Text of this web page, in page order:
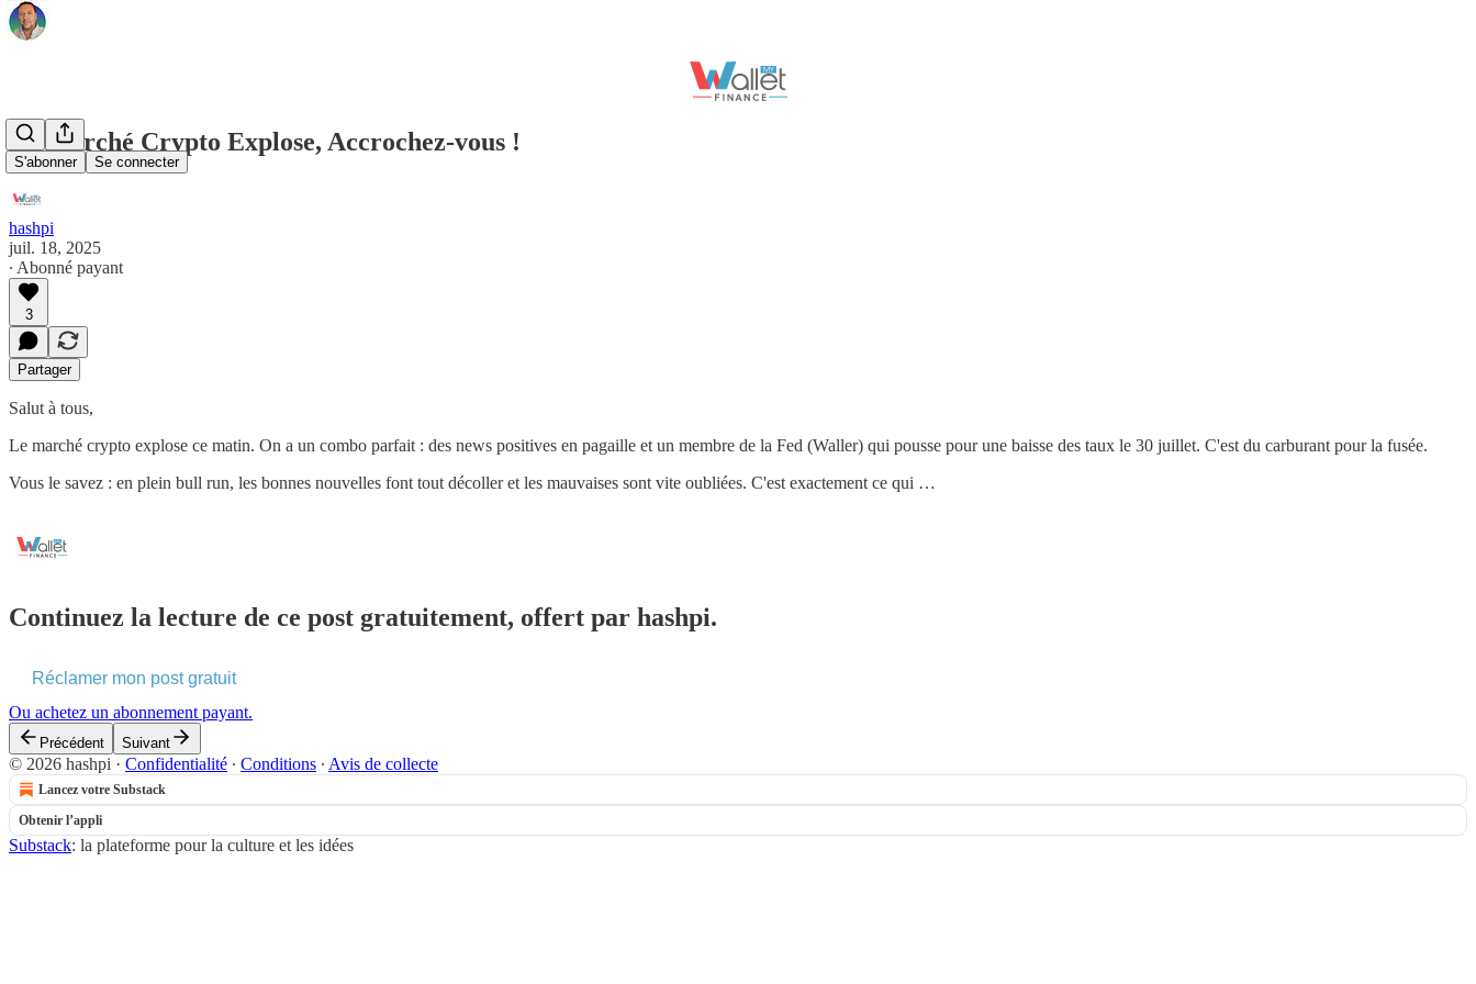
S'abonner Se connecter
Le Marché Crypto Explose, Accrochez-vous !
hashpi
juil. 18, 2025
∙ Abonné payant
3
Partager
Salut à tous,
Le marché crypto explose ce matin. On a un combo parfait : des news positives en pagaille et un membre de la Fed (Waller) qui pousse pour une baisse des taux le 30 juillet. C'est du carburant pour la fusée.
Vous le savez : en plein bull run, les bonnes nouvelles font tout décoller et les mauvaises sont vite oubliées. C'est exactement ce qui …
Continuez la lecture de ce post gratuitement, offert par hashpi.
Réclamer mon post gratuit
Ou achetez un abonnement payant.
Précédent Suivant
© 2026 hashpi · Confidentialité ∙ Conditions ∙ Avis de collecte
Lancez votre Substack
Obtenir l’appli
Substack: la plateforme pour la culture et les idées